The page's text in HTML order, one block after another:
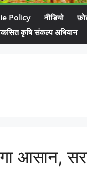
Policy वीडियो
कृषि संकल्प अभियान
आसान,